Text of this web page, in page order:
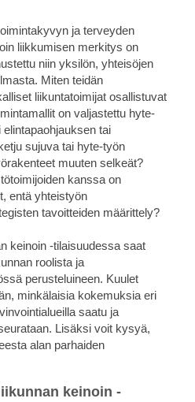
ja terveyden
liikkumisen merkitys on
niin yksilön, yhteisöjen
Miten teidän
liikuntatoimijat osallistuvat
on valjastettu hyte-
tai
sujuva tai hyte-työn
muuten selkeät?
kanssa on
entä yhteistyön
tavoitteiden määrittely?
keinoin -tilaisuudessa saat
roolista ja
perusteluineen. Kuulet
minkälaisia kokemuksia eri
saatu ja
Lisäksi voit kysyä,
alan parhaiden
keinoin -